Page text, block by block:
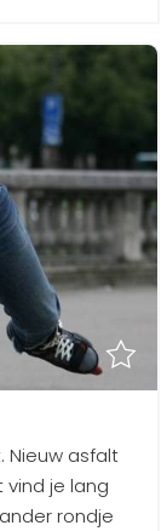
Nieuw asfalt
je lang
rondje